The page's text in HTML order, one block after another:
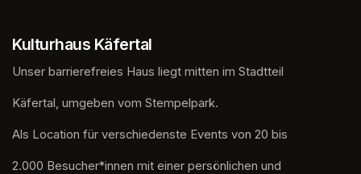
Kulturhaus Käfertal
Unser barrierefreies Haus liegt mitten im Stadtteil
Käfertal, umgeben vom Stempelpark.
Als Location für verschiedenste Events von 20 bis
2.000 Besucher*innen mit einer persönlichen und